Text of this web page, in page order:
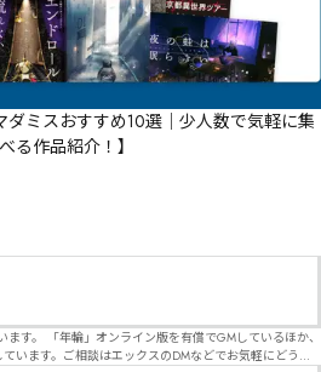
ダミスおすすめ10選｜少人数で気軽に集
る作品紹介！】
す。 「年輪」オンライン版を有償でGMしているほか、
います。ご相談はエックスのDMなどでお気軽にどう